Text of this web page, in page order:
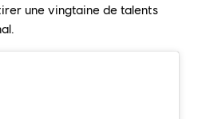
une vingtaine de talents